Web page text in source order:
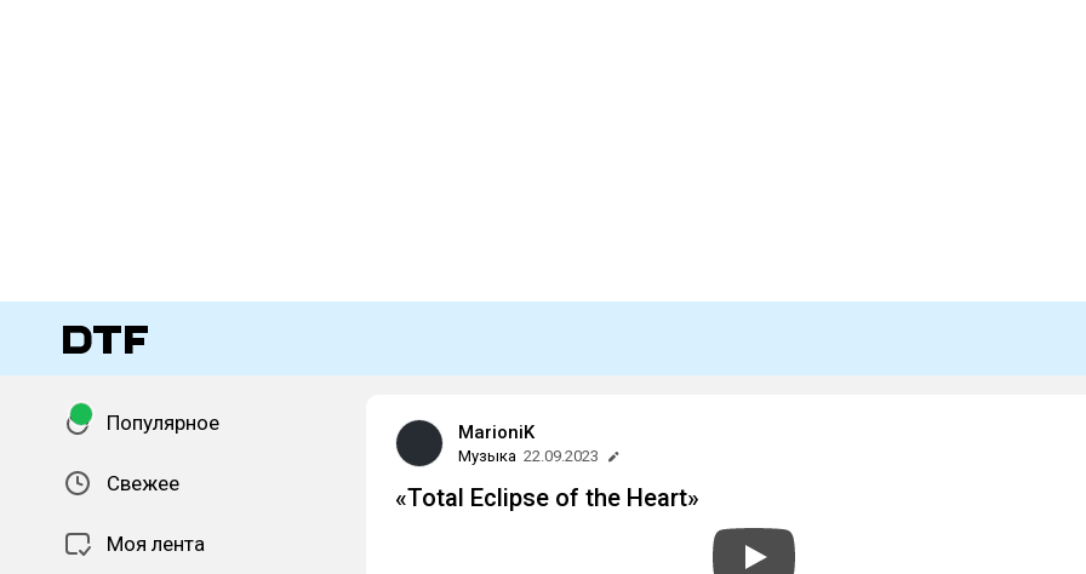
Популярное
Свежее
Моя лента
MarioniK
Музыка 22.09.2023
«Total Eclipse of the Heart»